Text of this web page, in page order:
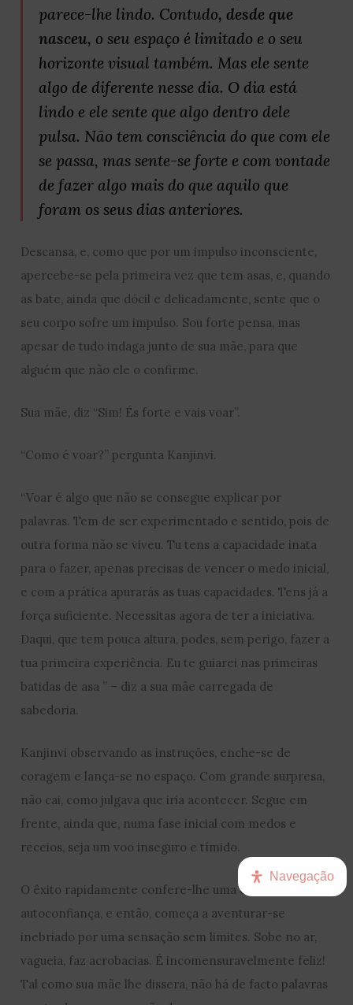
parece-lhe lindo. Contudo, desde que
nasceu, o seu espaço é limitado e o seu
horizonte visual também. Mas ele sente
algo de diferente nesse dia. O dia está
lindo e ele sente que algo dentro dele
pulsa. Não tem consciência do que com ele
se passa, mas sente-se forte e com vontade
de fazer algo mais do que aquilo que
foram os seus dias anteriores.
Descansa, e, como que por um impulso inconsciente,
apercebe-se pela primeira vez que tem asas, e, quando
as bate, ainda que dócil e delicadamente, sente que o
seu corpo sofre um impulso. Sou forte pensa, mas
apesar de tudo indaga junto de sua mãe, para que
alguém que não ele o confirme.
Sua mãe, diz “Sim! És forte e vais voar”.
“Como é voar?” pergunta Kanjinvi.
“Voar é algo que não se consegue explicar por
palavras. Tem de ser experimentado e sentido, pois de
outra forma não se viveu. Tu tens a capacidade inata
para o fazer, apenas precisas de vencer o medo inicial,
e com a prática apurarás as tuas capacidades. Tens já a
força suficiente. Necessitas agora de ter a iniciativa.
Daqui, que tem pouca altura, podes, sem perigo, fazer a
tua primeira experiência. Eu te guiarei nas primeiras
batidas de asa ” – diz a sua mãe carregada de
sabedoria.
Kanjinvi observando as instruções, enche-se de
coragem e lança-se no espaço. Com grande surpresa,
não cai, como julgava que iria acontecer. Segue em
frente, ainda que, numa fase inicial com medos e
receios, seja um voo inseguro e tímido.
O êxito rapidamente confere-lhe uma enorme
autoconfiança, e então, começa a aventurar-se
inebriado por uma sensação sem limites. Sobe no ar,
vagueia, faz acrobacias. É incomensuravelmente feliz!
Tal como sua mãe lhe dissera, não há de facto palavras
Navegação